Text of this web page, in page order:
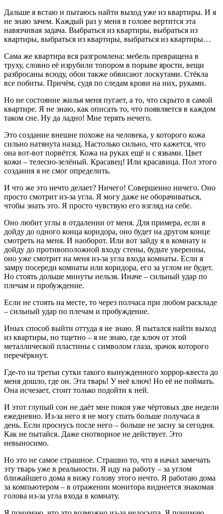
Дальше я встаю и пытаюсь найти выход уже из квартиры. И я
не знаю зачем. Каждый раз у меня в голове вертится эта
навязчивая задача. Выбраться из квартиры, выбраться из
квартиры, выбраться из квартиры, выбраться из квартиры…
Сама же квартира вся разгромлена: мебель превращена в
труху, словно её изрубили топором в порыве ярости, вещи
разбросаны всюду, обои также обвисают лоскутами. Стёкла
все побиты. Причём, судя по следам крови на них, руками.
Но не состояние жилья меня пугает, а то, что скрыто в самой
квартире. Я не знаю, как описать то, что появляется в каждом
таком сне. Ну да ладно! Мне терять нечего.
Это создание внешне похоже на человека, у которого кожа
сильно натянута назад. Настолько сильно, что кажется, что
она вот-вот порвётся. Кожа на руках ещё и с язвами. Цвет
кожи – телесно-зелёный. Красавец! Или красавица. Пол этого
создания я не смог определить.
И что же это нечто делает? Ничего! Совершенно ничего. Оно
просто смотрит из-за угла. Я могу даже не оборачиваться,
чтобы знать это. Я просто чувствую его взгляд на себе.
Оно любит углы в отдалении от меня. Для примера, если я
дойду до одного конца коридора, оно будет на другом конце
смотреть на меня. И наоборот. Или вот зайду я в комнату и
дойду до противоположной входу стены, будьте уверенны,
оно уже смотрит на меня из-за угла входа комнаты. Если я
замру посереди комнаты или коридора, его за углом не будет.
Но стоять дольше минуты нельзя. Иначе – сильный удар по
плечам и пробуждение.
Если не стоять на месте, то через полчаса при любом раскладе
– сильный удар по плечам и пробуждение.
Иных способ выйти оттуда я не знаю. Я пытался найти выход
из квартиры, но тщетно – я не знаю, где ключ от этой
металлической пластины с символом глаза, зрачок которого
перечёркнут.
Где-то на третьи сутки такого вынужденного хоррор-квеста до
меня дошло, где он. Эта тварь! У неё ключ! Но её не поймать.
Она исчезает, стоит только подойти к ней.
И этот глупый сон не даёт мне покоя уже чёртовых две недели
ежедневно. Из-за него я не могу спать больше получаса в
день. Если проснусь после него – больше не засну за сегодня.
Как не пытайся. Даже снотворное не действует. Это
невыносимо.
Но это не самое страшное. Страшно то, что я начал замечать
эту тварь уже в реальности. Я иду на работу – за углом
ближайшего дома я вижу голову этого нечто. Я работаю дома
за компьютером – в отражении монитора виднеется знакомая
голова из-за угла входа в комнату.